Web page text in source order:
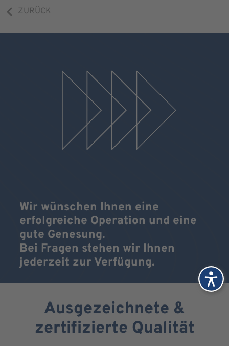
ZURÜCK
Wir wünschen Ihnen eine
erfolgreiche Operation und eine
gute Genesung.
Bei Fragen stehen wir Ihnen
jederzeit zur Verfügung.
Ausgezeichnete &
zertifizierte Qualität